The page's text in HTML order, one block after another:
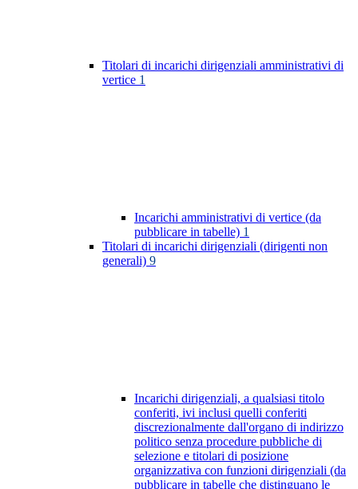
Titolari di incarichi dirigenziali amministrativi di
vertice 1
Incarichi amministrativi di vertice (da
pubblicare in tabelle) 1
Titolari di incarichi dirigenziali (dirigenti non
generali) 9
Incarichi dirigenziali, a qualsiasi titolo
conferiti, ivi inclusi quelli conferiti
discrezionalmente dall'organo di indirizzo
politico senza procedure pubbliche di
selezione e titolari di posizione
organizzativa con funzioni dirigenziali (da
pubblicare in tabelle che distinguano le